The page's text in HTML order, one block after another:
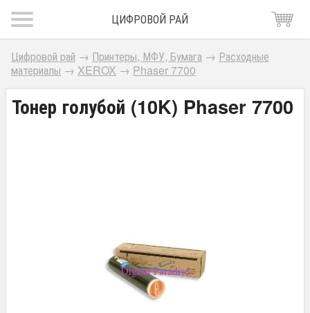
ЦИФРОВОЙ РАЙ
Цифровой рай → Принтеры, МФУ, Бумага → Расходные
материалы → XEROX → Phaser 7700
Тонер голубой (10K) Phaser 7700